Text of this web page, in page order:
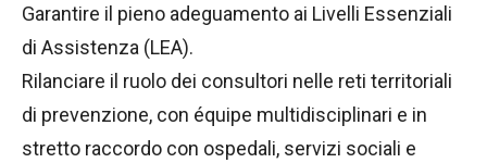
Garantire il pieno adeguamento ai Livelli Essenziali
di Assistenza (LEA).
Rilanciare il ruolo dei consultori nelle reti territoriali
di prevenzione, con équipe multidisciplinari e in
stretto raccordo con ospedali, servizi sociali e